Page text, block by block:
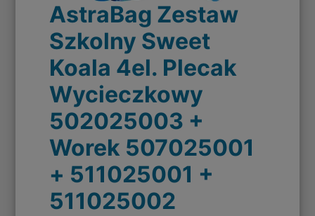
AstraBag Zestaw
Szkolny Sweet
Koala 4el. Plecak
Wycieczkowy
502025003 +
Worek 507025001
+ 511025001 +
511025002